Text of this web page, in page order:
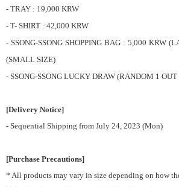
- TRAY : 19,000 KRW
- T- SHIRT : 42,000 KRW
- SSONG-SSONG SHOPPING BAG : 5,000 KRW
(SMALL SIZE)
- SSONG-SSONG LUCKY DRAW (RANDOM 1
[Delivery Notice]
- Sequential Shipping from July 24, 2023 (Mon)
[Purchase Precautions]
* All products may vary in size depending on how